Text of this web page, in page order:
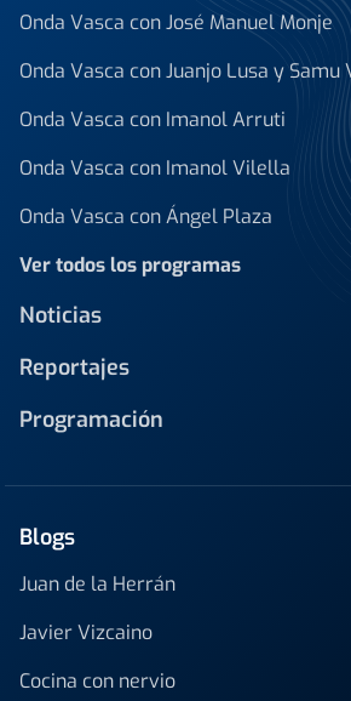
Onda Vasca con José Manuel Monje
Onda Vasca con Juanjo Lusa y
Onda Vasca con Imanol Arruti
Onda Vasca con Imanol Vilella
Onda Vasca con Ángel Plaza
Ver todos los programas
Noticias
Reportajes
Programación
Blogs
Juan de la Herrán
Javier Vizcaino
Cocina con nervio